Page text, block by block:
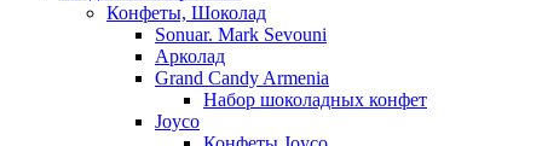
Конфеты, Шоколад
Sonuar. Mark Sevouni
Арколад
Grand Candy Armenia
Набор шоколадных конфет
Joyco